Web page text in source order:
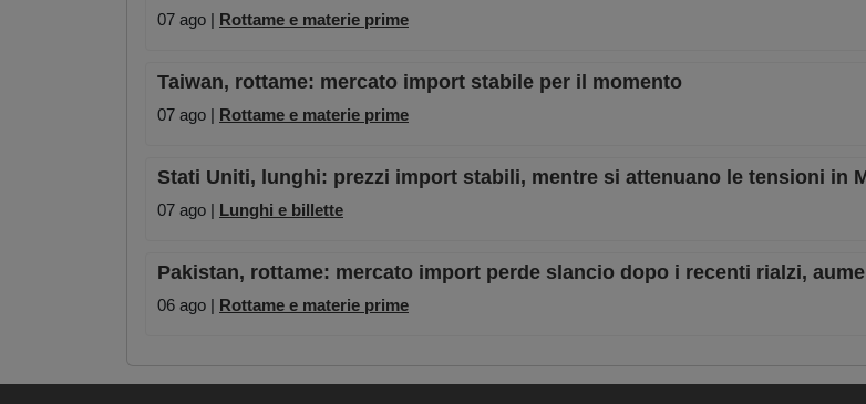
07 ago | Rottame e materie prime
Taiwan, rottame: mercato import stabile per il momento
07 ago | Rottame e materie prime
Stati Uniti, lunghi: prezzi import stabili, mentre si attenuano le tensioni in
07 ago | Lunghi e billette
Pakistan, rottame: mercato import perde slancio dopo i recenti rialzi,
06 ago | Rottame e materie prime